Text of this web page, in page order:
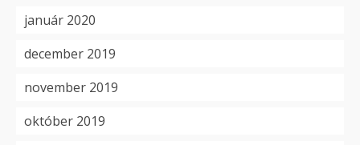
január 2020
december 2019
november 2019
október 2019